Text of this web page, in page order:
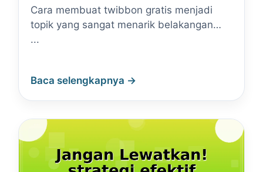
Cara membuat twibbon gratis menjadi
topik yang sangat menarik belakangan…
...
Baca selengkapnya →